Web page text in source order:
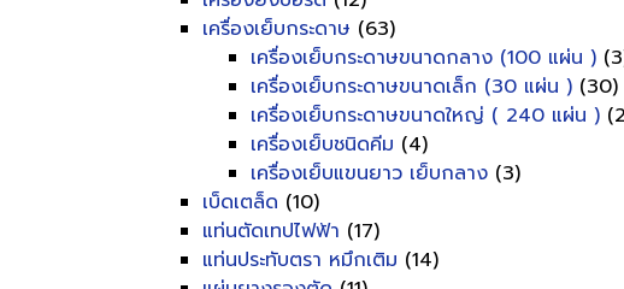
เครื่องเย็บกระดาษ (63)
เครื่องเย็บกระดาษขนาดกลาง (100 แผ่น )
เครื่องเย็บกระดาษขนาดเล็ก (30 แผ่น ) (30)
เครื่องเย็บกระดาษขนาดใหญ่ ( 240 แผ่น )
เครื่องเย็บชนิดคีม (4)
เครื่องเย็บแขนยาว เย็บกลาง (3)
เบ็ดเตล็ด (10)
แท่นตัดเทปไฟฟ้า (17)
แท่นประทับตรา หมึกเติม (14)